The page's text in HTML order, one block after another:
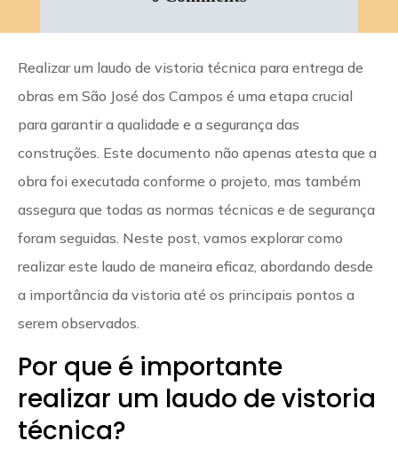
Realizar um laudo de vistoria técnica para entrega de
obras em São José dos Campos é uma etapa crucial
para garantir a qualidade e a segurança das
construções. Este documento não apenas atesta que a
obra foi executada conforme o projeto, mas também
assegura que todas as normas técnicas e de segurança
foram seguidas. Neste post, vamos explorar como
realizar este laudo de maneira eficaz, abordando desde
a importância da vistoria até os principais pontos a
serem observados.
Por que é importante
realizar um laudo de vistoria
técnica?